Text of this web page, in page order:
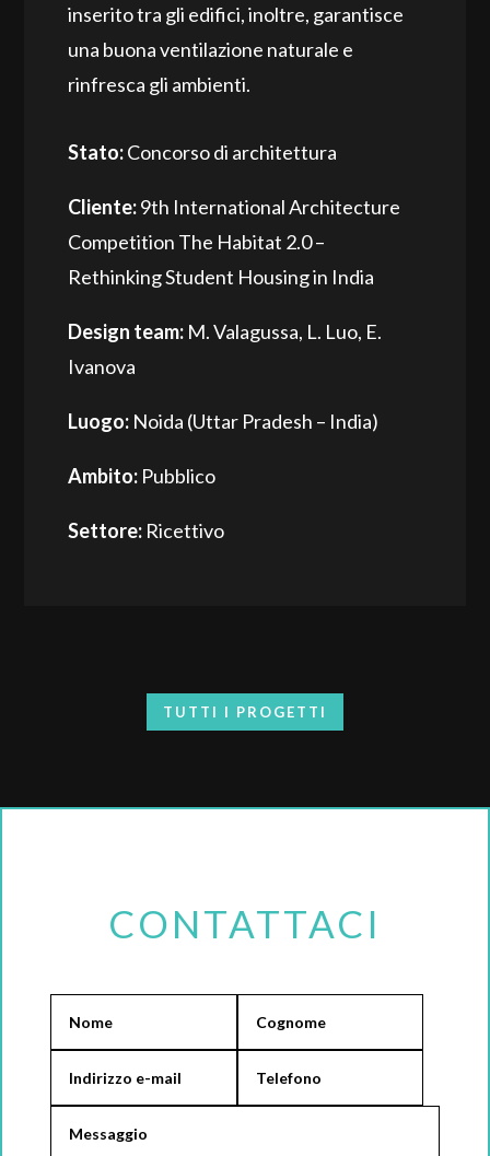
inserito tra gli edifici, inoltre, garantisce
una buona ventilazione naturale e
rinfresca gli ambienti.
Stato:Concorso di architettura
Cliente:9th International Architecture
Competition The Habitat 2.0 –
Rethinking Student Housing in India
Design team: M. Valagussa, L. Luo, E.
Ivanova
Luogo: Noida (Uttar Pradesh – India)
Ambito: Pubblico
Settore: Ricettivo
TUTTI I PROGETTI
CONTATTACI